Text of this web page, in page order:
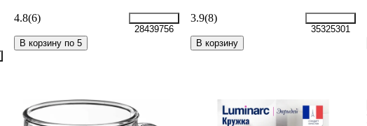
4.8(6)
28439756
В корзину по 5
3.9(8)
35325301
В корзину